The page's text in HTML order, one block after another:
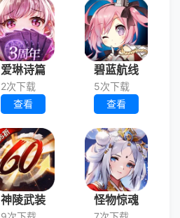
爱琳诗篇
2次下载
查看
碧蓝航线
5次下载
查看
神陵武装 怪物惊魂